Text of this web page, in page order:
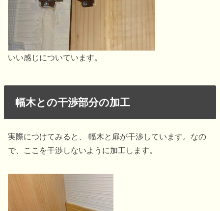
いい感じについています。
幅木との干渉部分の加工
実際につけてみると、 幅木と扉が干渉しています。なの
で、ここを干渉しないように加工します。